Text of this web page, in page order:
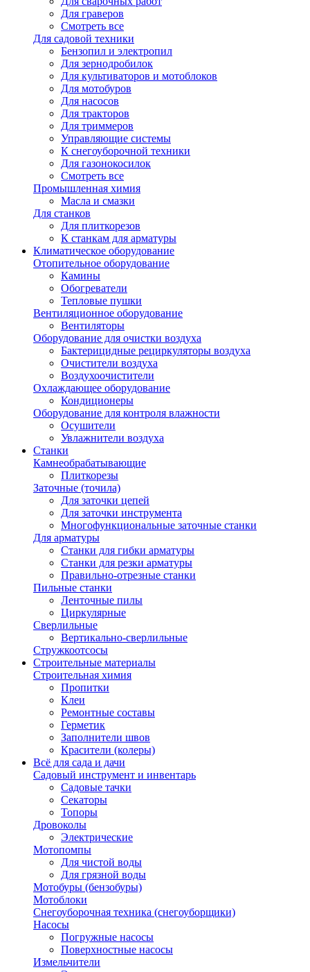
Для граверов
Смотреть все
Для садовой техники
Бензопил и электропил
Для зернодробилок
Для культиваторов и мотоблоков
Для мотобуров
Для насосов
Для тракторов
Для триммеров
Управляющие системы
К снегоуборочной техники
Для газонокосилок
Смотреть все
Промышленная химия
Масла и смазки
Для станков
Для плиткорезов
К станкам для арматуры
Климатическое оборудование
Отопительное оборудование
Камины
Обогреватели
Тепловые пушки
Вентиляционное оборудование
Вентиляторы
Оборудование для очистки воздуха
Бактерицидные рециркуляторы воздуха
Очистители воздуха
Воздухоочистители
Охлаждающее оборудование
Кондиционеры
Оборудование для контроля влажности
Осушители
Увлажнители воздуха
Станки
Камнеобрабатывающие
Плиткорезы
Заточные (точила)
Для заточки цепей
Для заточки инструмента
Многофункциональные заточные станки
Для арматуры
Станки для гибки арматуры
Станки для резки арматуры
Правильно-отрезные станки
Пильные станки
Ленточные пилы
Циркулярные
Сверлильные
Вертикально-сверлильные
Стружкоотсосы
Строительные материалы
Строительная химия
Пропитки
Клеи
Ремонтные составы
Герметик
Заполнители швов
Красители (колеры)
Всё для сада и дачи
Садовый инструмент и инвентарь
Садовые тачки
Секаторы
Топоры
Дровоколы
Электрические
Мотопомпы
Для чистой воды
Для грязной воды
Мотобуры (бензобуры)
Мотоблоки
Снегоуборочная техника (снегоуборщики)
Насосы
Погружные насосы
Поверхностные насосы
Измельчители